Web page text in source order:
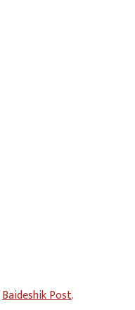
Baideshik Post.